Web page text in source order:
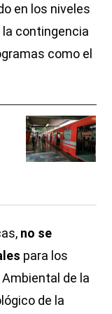
en los niveles
contingencia
como el
no se
para los
de la
de la